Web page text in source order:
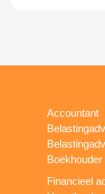
Accountant
Boekhouder
Financieel